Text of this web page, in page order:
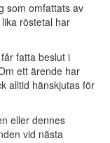
som omfattats av
röstetal har
fatta beslut i
ett ärende har
alltid hänskjutas för
eller dennes
vid nästa